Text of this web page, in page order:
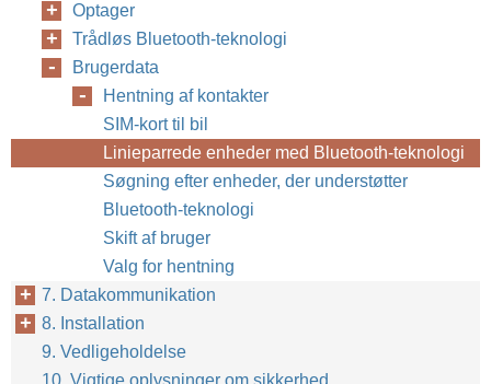
Optager
Trådløs Bluetooth-teknologi
Brugerdata
Hentning af kontakter
SIM-kort til bil
Linieparrede enheder med Bluetooth-teknologi
Søgning efter enheder, der understøtter
Bluetooth-teknologi
Skift af bruger
Valg for hentning
7. Datakommunikation
8. Installation
9. Vedligeholdelse
10. Vigtige oplysninger om sikkerhed